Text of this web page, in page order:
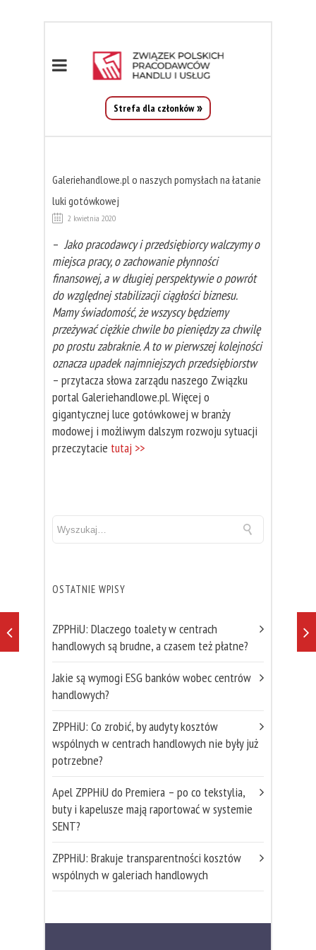
Strefa dla członków
Galeriehandlowe.pl o naszych pomysłach na łatanie
luki gotówkowej
2 kwietnia 2020
–Jako pracodawcy i przedsiębiorcy walczymy o
miejsca pracy, o zachowanie płynności
finansowej, a w długiej perspektywie o powrót
do względnej stabilizacji ciągłości biznesu.
Mamy świadomość, że wszyscy będziemy
przeżywać ciężkie chwile bo pieniędzy za chwilę
po prostu zabraknie. A to w pierwszej kolejności
oznacza upadek najmniejszych przedsiębiorstw
– przytacza słowa zarządu naszego Związku
portal Galeriehandlowe.pl. Więcej o
gigantycznej luce gotówkowej w branży
modowej i możliwym dalszym rozwoju sytuacji
przeczytacie tutaj >>
OSTATNIE WPISY
ZPPHiU: Dlaczego toalety w centrach
handlowych są brudne, a czasem też płatne?
Jakie są wymogi ESG banków wobec centrów
handlowych?
ZPPHiU: Co zrobić, by audyty kosztów
wspólnych w centrach handlowych nie były już
potrzebne?
Apel ZPPHiU do Premiera – po co tekstylia,
buty i kapelusze mają raportować w systemie
SENT?
ZPPHiU: Brakuje transparentności kosztów
wspólnych w galeriach handlowych